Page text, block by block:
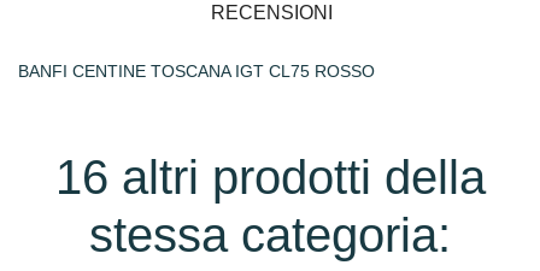
RECENSIONI
BANFI CENTINE TOSCANA IGT CL75 ROSSO
16 altri prodotti della
stessa categoria: